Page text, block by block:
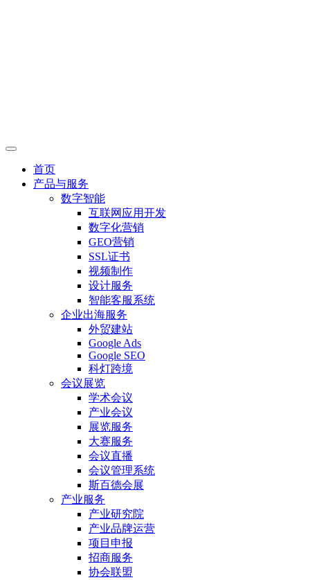
首页
产品与服务
数字智能
互联网应用开发
数字化营销
GEO营销
SSL证书
视频制作
设计服务
智能客服系统
企业出海服务
外贸建站
Google Ads
Google SEO
科灯跨境
会议展览
学术会议
产业会议
展览服务
大赛服务
会议直播
会议管理系统
斯百德会展
产业服务
产业研究院
产业品牌运营
项目申报
招商服务
协会联盟